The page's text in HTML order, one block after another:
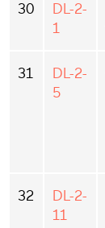
30
DL-2-
1
31
DL-2-
5
32
DL-2-
11